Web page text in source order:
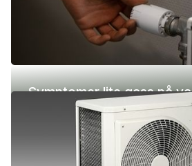
Symptomer lite gass på